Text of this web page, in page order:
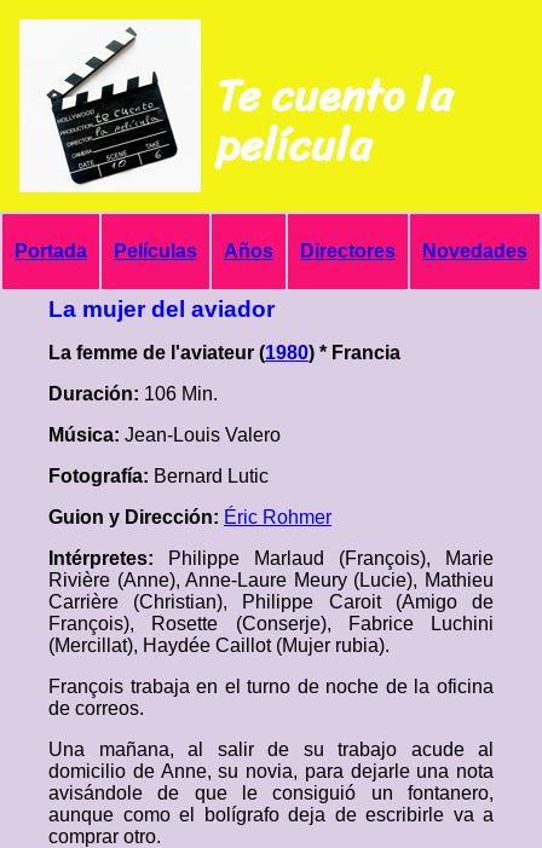
Te cuento la
película
Portada Películas Años Directores Novedades
La mujer del aviador
La femme de l'aviateur (1980) * Francia
Duración: 106 Min.
Música: Jean-Louis Valero
Fotografía: Bernard Lutic
Guion y Dirección: Éric Rohmer
Intérpretes:
Philippe Marlaud (François), Marie
Rivière (Anne), Anne-Laure Meury (Lucie), Mathieu
Carrière (Christian), Philippe Caroit (Amigo de
François), Rosette (Conserje), Fabrice Luchini
(Mercillat), Haydée Caillot (Mujer rubia).
François trabaja en el turno de noche de la oficina
de correos.
Una mañana, al salir de su trabajo acude al
domicilio de Anne, su novia, para dejarle una nota
avisándole de que le consiguió un fontanero,
aunque como el bolígrafo deja de escribirle va a
comprar otro.